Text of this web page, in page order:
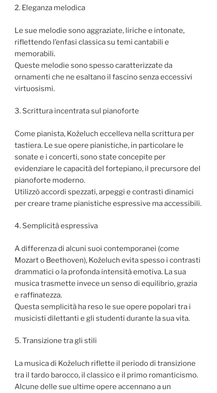
2. Eleganza melodica
Le sue melodie sono aggraziate, liriche e intonate,
riflettendo l’enfasi classica su temi cantabili e
memorabili.
Queste melodie sono spesso caratterizzate da
ornamenti che ne esaltano il fascino senza eccessivi
virtuosismi.
3. Scrittura incentrata sul pianoforte
Come pianista, Koželuch eccelleva nella scrittura per
tastiera. Le sue opere pianistiche, in particolare le
sonate e i concerti, sono state concepite per
evidenziare le capacità del fortepiano, il precursore del
pianoforte moderno.
Utilizzò accordi spezzati, arpeggi e contrasti dinamici
per creare trame pianistiche espressive ma accessibili.
4. Semplicità espressiva
A differenza di alcuni suoi contemporanei (come
Mozart o Beethoven), Koželuch evita spesso i contrasti
drammatici o la profonda intensità emotiva. La sua
musica trasmette invece un senso di equilibrio, grazia
e raffinatezza.
Questa semplicità ha reso le sue opere popolari tra i
musicisti dilettanti e gli studenti durante la sua vita.
5. Transizione tra gli stili
La musica di Koželuch riflette il periodo di transizione
tra il tardo barocco, il classico e il primo romanticismo.
Alcune delle sue ultime opere accennano a un